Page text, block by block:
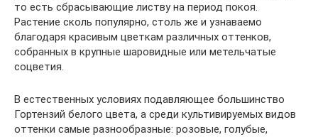
то есть сбрасывающие листву на период покоя.
Растение сколь популярно, столь же и узнаваемо
благодаря красивым цветкам различных оттенков,
собранных в крупные шаровидные или метельчатые
соцветия.
В естественных условиях подавляющее большинство
Гортензий белого цвета, а среди культивируемых видов
оттенки самые разнообразные: розовые, голубые,